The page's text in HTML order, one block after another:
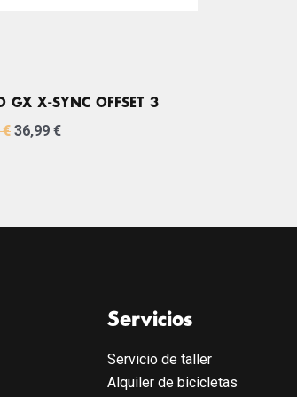
GX X-SYNC OFFSET 3
€ 36,99 €
Servicios
Servicio de taller
Alquiler de bicicletas